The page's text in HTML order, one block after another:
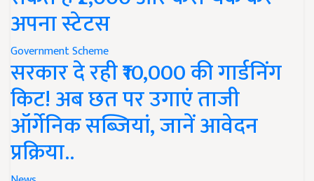
अपना स्टेटस
Government Scheme
सरकार दे रही ₹10,000 की गार्डनिंग
किट! अब छत पर उगाएं ताजी
ऑर्गेनिक सब्जियां, जानें आवेदन
प्रक्रिया..